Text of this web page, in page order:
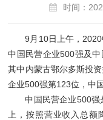
时间：
9月10日上午，
中国民营企业500强及
其中内蒙古鄂尔多斯投
企业500强第123位，中
中国民营企业500强
上，按照营业收入总额